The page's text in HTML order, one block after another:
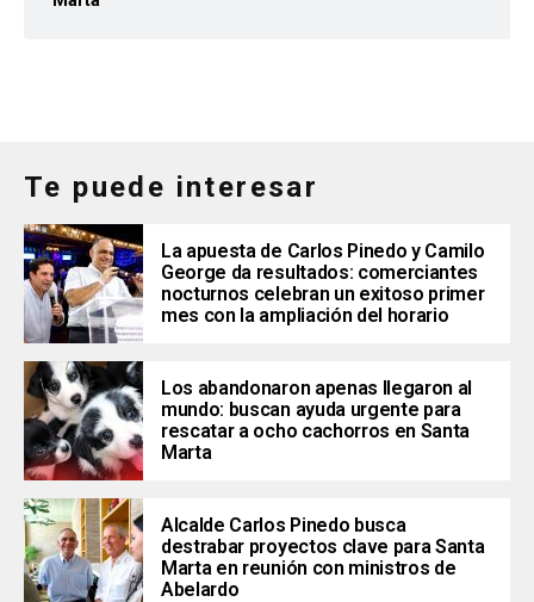
Te puede interesar
La apuesta de Carlos Pinedo y Camilo
George da resultados: comerciantes
nocturnos celebran un exitoso primer
mes con la ampliación del horario
Los abandonaron apenas llegaron al
mundo: buscan ayuda urgente para
rescatar a ocho cachorros en Santa
Marta
Alcalde Carlos Pinedo busca
destrabar proyectos clave para Santa
Marta en reunión con ministros de
Abelardo